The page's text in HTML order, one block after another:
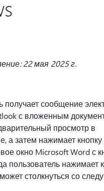
22 мая 2025 г.
получает сообщение
с вложенным
просмотр в
а затем нажимает кнопку
окно Microsoft Word с
пользователь нажимает
столкнуться со